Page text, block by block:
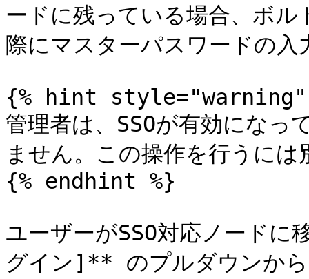
ードに残っている場合、ボ
際にマスターパスワードの入
{% hint style="warning"
管理者は、SSOが有効になっ
ません。この操作を行うに
{% endhint %}
ユーザーがSSO対応ノード
グイン]** のプルダウンから